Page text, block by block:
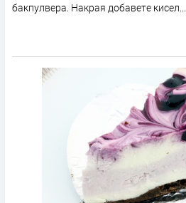
бакпулвера. Накрая добавете кисел...